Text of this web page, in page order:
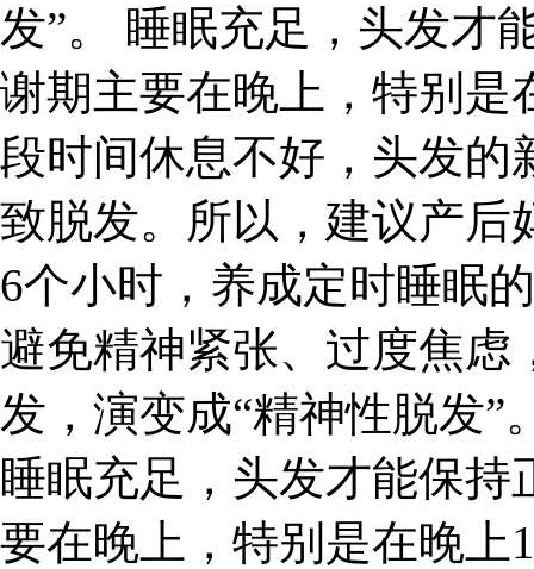
发”。 睡眠充足，头发才
谢期主要在晚上，特别是
段时间休息不好，头发的
致脱发。所以，建议产后
6个小时，养成定时睡眠
避免精神紧张、过度焦虑
发，演变成“精神性脱发”
睡眠充足，头发才能保
要在晚上，特别是在晚上